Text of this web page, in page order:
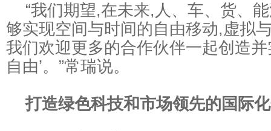
“我们期望,在未来,人、车、货、
够实现空间与时间的自由移动,虚拟
我们欢迎更多的合作伙伴一起创造并
自由’。”常瑞说。
打造绿色科技和市场领先的国际